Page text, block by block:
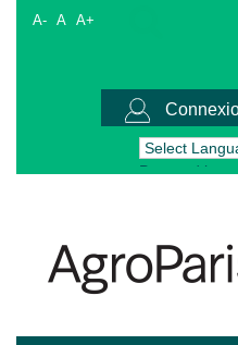
A- A A+
Powered by